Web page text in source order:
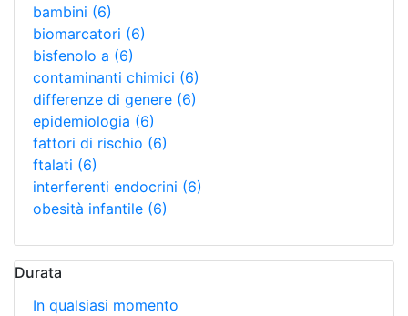
bambini (6)
biomarcatori (6)
bisfenolo a (6)
contaminanti chimici (6)
differenze di genere (6)
epidemiologia (6)
fattori di rischio (6)
ftalati (6)
interferenti endocrini (6)
obesità infantile (6)
Durata
In qualsiasi momento